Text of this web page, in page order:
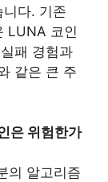
니다. 기존
LUNA 코인
패 경험과
같은 큰 주
은 위험한가
의 알고리즘